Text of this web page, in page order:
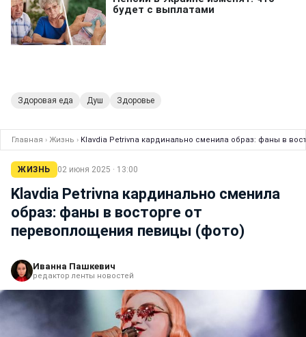
Здоровая еда Душ Здоровье
Главная › Жизнь › Klavdia Petrivna кардинально сменила образ: фаны в
ЖИЗНЬ 02 июня 2025 · 13:00
Klavdia Petrivna кардинально сменила
образ: фаны в восторге от
перевоплощения певицы (фото)
Иванна Пашкевич
редактор ленты новостей